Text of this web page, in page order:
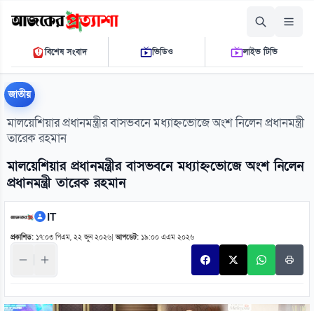
শনিবার, ০৮ আগস্ট ২০২৬
০৬:৫৩:৫০ এ.এম.THE DAILY AJKER PROTTASHA
বিশেষ সংবাদ ভিডিও লাইভ টিভি
জাতীয়
মালয়েশিয়ার প্রধানমন্ত্রীর বাসভবনে মধ্যাহ্নভোজে অংশ নিলেন প্রধানমন্ত্রী
তারেক রহমান
মালয়েশিয়ার প্রধানমন্ত্রীর বাসভবনে মধ্যাহ্নভোজে অংশ নিলেন
প্রধানমন্ত্রী তারেক রহমান
IT
প্রকাশিত: ১৭:০৩ পিএম, ২২ জুন ২০২৬ |আপডেট: ১৯:০০ এএম ২০২৬